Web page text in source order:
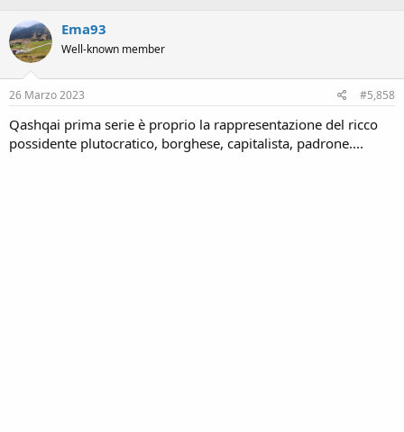
t
i
o
n
:
Ema93
Well-known member
26 Marzo 2023 #5,858
Qashqai prima serie è proprio la rappresentazione del ricco
possidente plutocratico, borghese, capitalista, padrone....